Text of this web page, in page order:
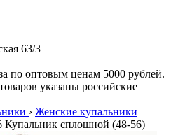
63/3
по оптовым ценам 5000 рублей.
указаны российские
› Женские купальники
Купальник сплошной (48-56)